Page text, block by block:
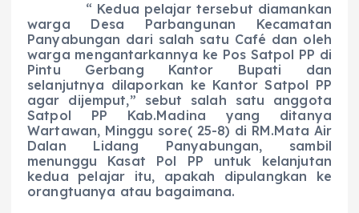
“ Kedua pelajar tersebut diamankan
warga Desa Parbangunan Kecamatan
Panyabungan dari salah satu Café dan oleh
warga mengantarkannya ke Pos Satpol PP di
Pintu Gerbang Kantor Bupati dan
selanjutnya dilaporkan ke Kantor Satpol PP
agar dijemput,” sebut salah satu anggota
Satpol PP Kab.Madina yang ditanya
Wartawan, Minggu sore( 25-8) di RM.Mata Air
Dalan Lidang Panyabungan, sambil
menunggu Kasat Pol PP untuk kelanjutan
kedua pelajar itu, apakah dipulangkan ke
orangtuanya atau bagaimana.